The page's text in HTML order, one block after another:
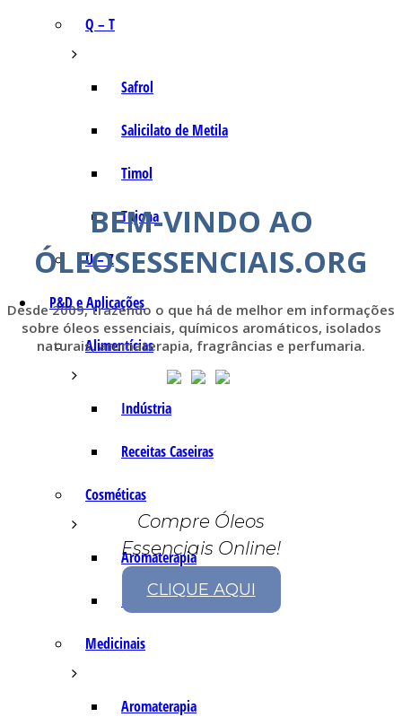
Q – T
Safrol
Salicilato de Metila
Timol
Tujona
U – Z
P&D e Aplicações
Alimentícias
Indústria
Receitas Caseiras
Cosméticas
Aromaterapia
Fórmulas Caseiras
Medicinais
Aromaterapia
BEM-VINDO AO
ÓLEOSESSENCIAIS.ORG
Desde 2009, trazendo o que há de melhor em informações
sobre óleos essenciais, químicos aromáticos, isolados
naturais, aromaterapia, fragrâncias e perfumaria.
Compre Óleos
Essenciais Online!
CLIQUE AQUI